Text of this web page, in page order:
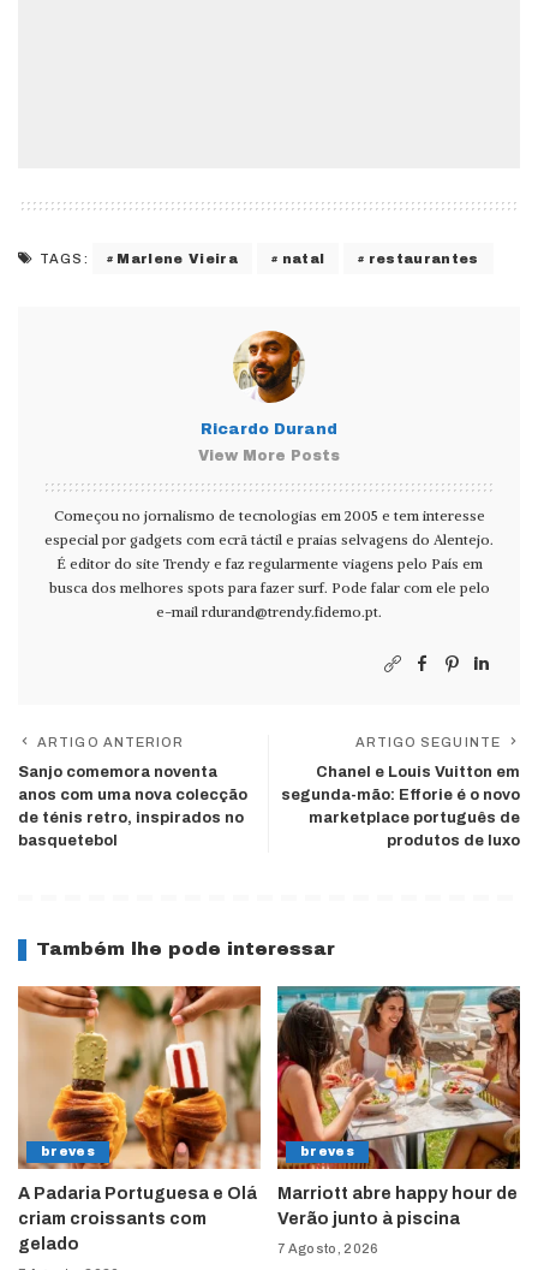
TAGS: Marlene Vieira natal restaurantes
Ricardo Durand
View More Posts
Começou no jornalismo de tecnologias em 2005 e tem interesse
especial por gadgets com ecrã táctil e praias selvagens do Alentejo.
É editor do site Trendy e faz regularmente viagens pelo País em
busca dos melhores spots para fazer surf. Pode falar com ele pelo
e-mail rdurand@trendy.fidemo.pt.
ARTIGO ANTERIOR
Sanjo comemora noventa
anos com uma nova colecção
de ténis retro, inspirados no
basquetebol
ARTIGO SEGUINTE
Chanel e Louis Vuitton em
segunda-mão: Efforie é o novo
marketplace português de
produtos de luxo
Também lhe pode interessar
breves
A Padaria Portuguesa e Olá
criam croissants com
gelado
breves
Marriott abre happy hour de
Verão junto à piscina
7 Agosto, 2026